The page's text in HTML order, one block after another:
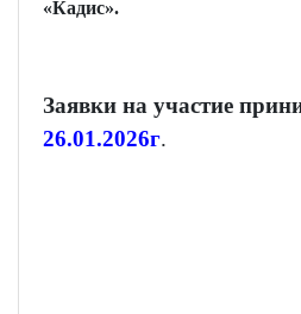
«Кадис».
Заявки на участие
26.01.2026г.